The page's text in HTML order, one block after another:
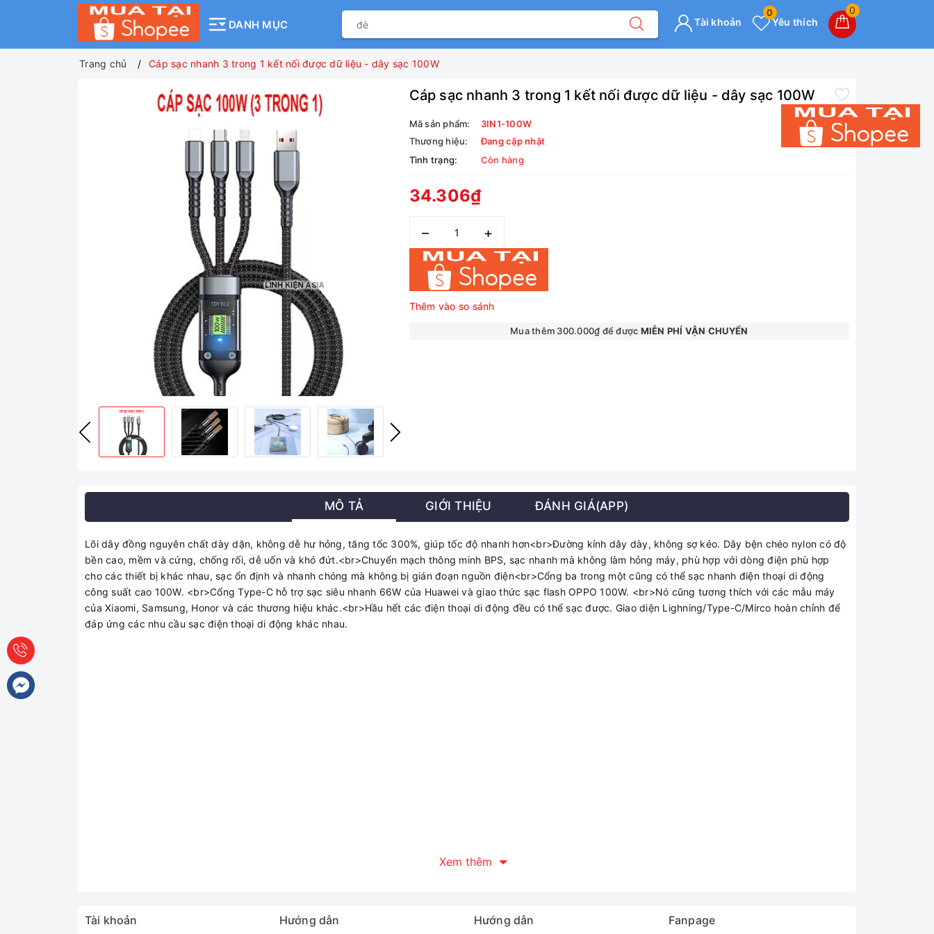
DANH MỤC
0
Yêu thích
0
Tài khoản
Trang chủ Cáp sạc nhanh 3 trong 1 kết nối được dữ liệu - dây sạc 100W
Cáp sạc nhanh 3 trong 1 kết nối được dữ liệu - dây sạc 100W
Mã sản phẩm:
3IN1-100W
Thương hiệu:
Đang cập nhật
Tình trạng:
Còn hàng
34.306₫
– +
Thêm vào so sánh
Mua thêm 300.000₫ để được MIỄN PHÍ VẬN CHUYỂN
MÔ TẢ GIỚI THIỆU ĐÁNH GIÁ(APP)
Lõi dây đồng nguyên chất dày dặn, không dễ hư hỏng, tăng tốc 300%, giúp tốc độ nhanh hơn<br>Đường kính dây dày, không sợ kéo. Dây bện chéo nylon có độ
bền cao, mềm và cứng, chống rối, dễ uốn và khó đứt.<br>Chuyển mạch thông minh BPS, sạc nhanh mà không làm hỏng máy, phù hợp với dòng điện phù hợp
cho các thiết bị khác nhau, sạc ổn định và nhanh chóng mà không bị gián đoạn nguồn điện<br>Cổng ba trong một cũng có thể sạc nhanh điện thoại di động
công suất cao 100W. <br>Cổng Type-C hỗ trợ sạc siêu nhanh 66W của Huawei và giao thức sạc flash OPPO 100W. <br>Nó cũng tương thích với các mẫu máy
của Xiaomi, Samsung, Honor và các thương hiệu khác.<br>Hầu hết các điện thoại di động đều có thể sạc được. Giao diện Lighning/Type-C/Mirco hoàn chỉnh để
đáp ứng các nhu cầu sạc điện thoại di động khác nhau.
Xem thêm
Tài khoản Hướng dẫn Hướng dẫn Fanpage